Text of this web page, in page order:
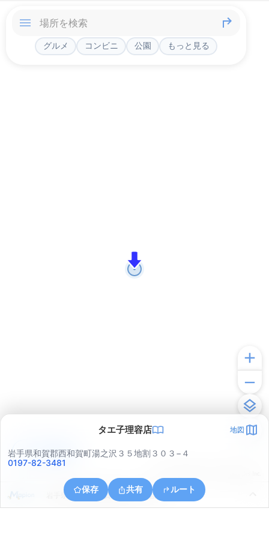
グルメ コンビニ 公園 もっと見る
タエ子理容店 地図
岩手県和賀郡西和賀町湯之沢３５地割３０３−４
0197-82-3481
保存 共有 ルート
岩手県和賀郡西和賀町槻沢２７地割
アプリで見る